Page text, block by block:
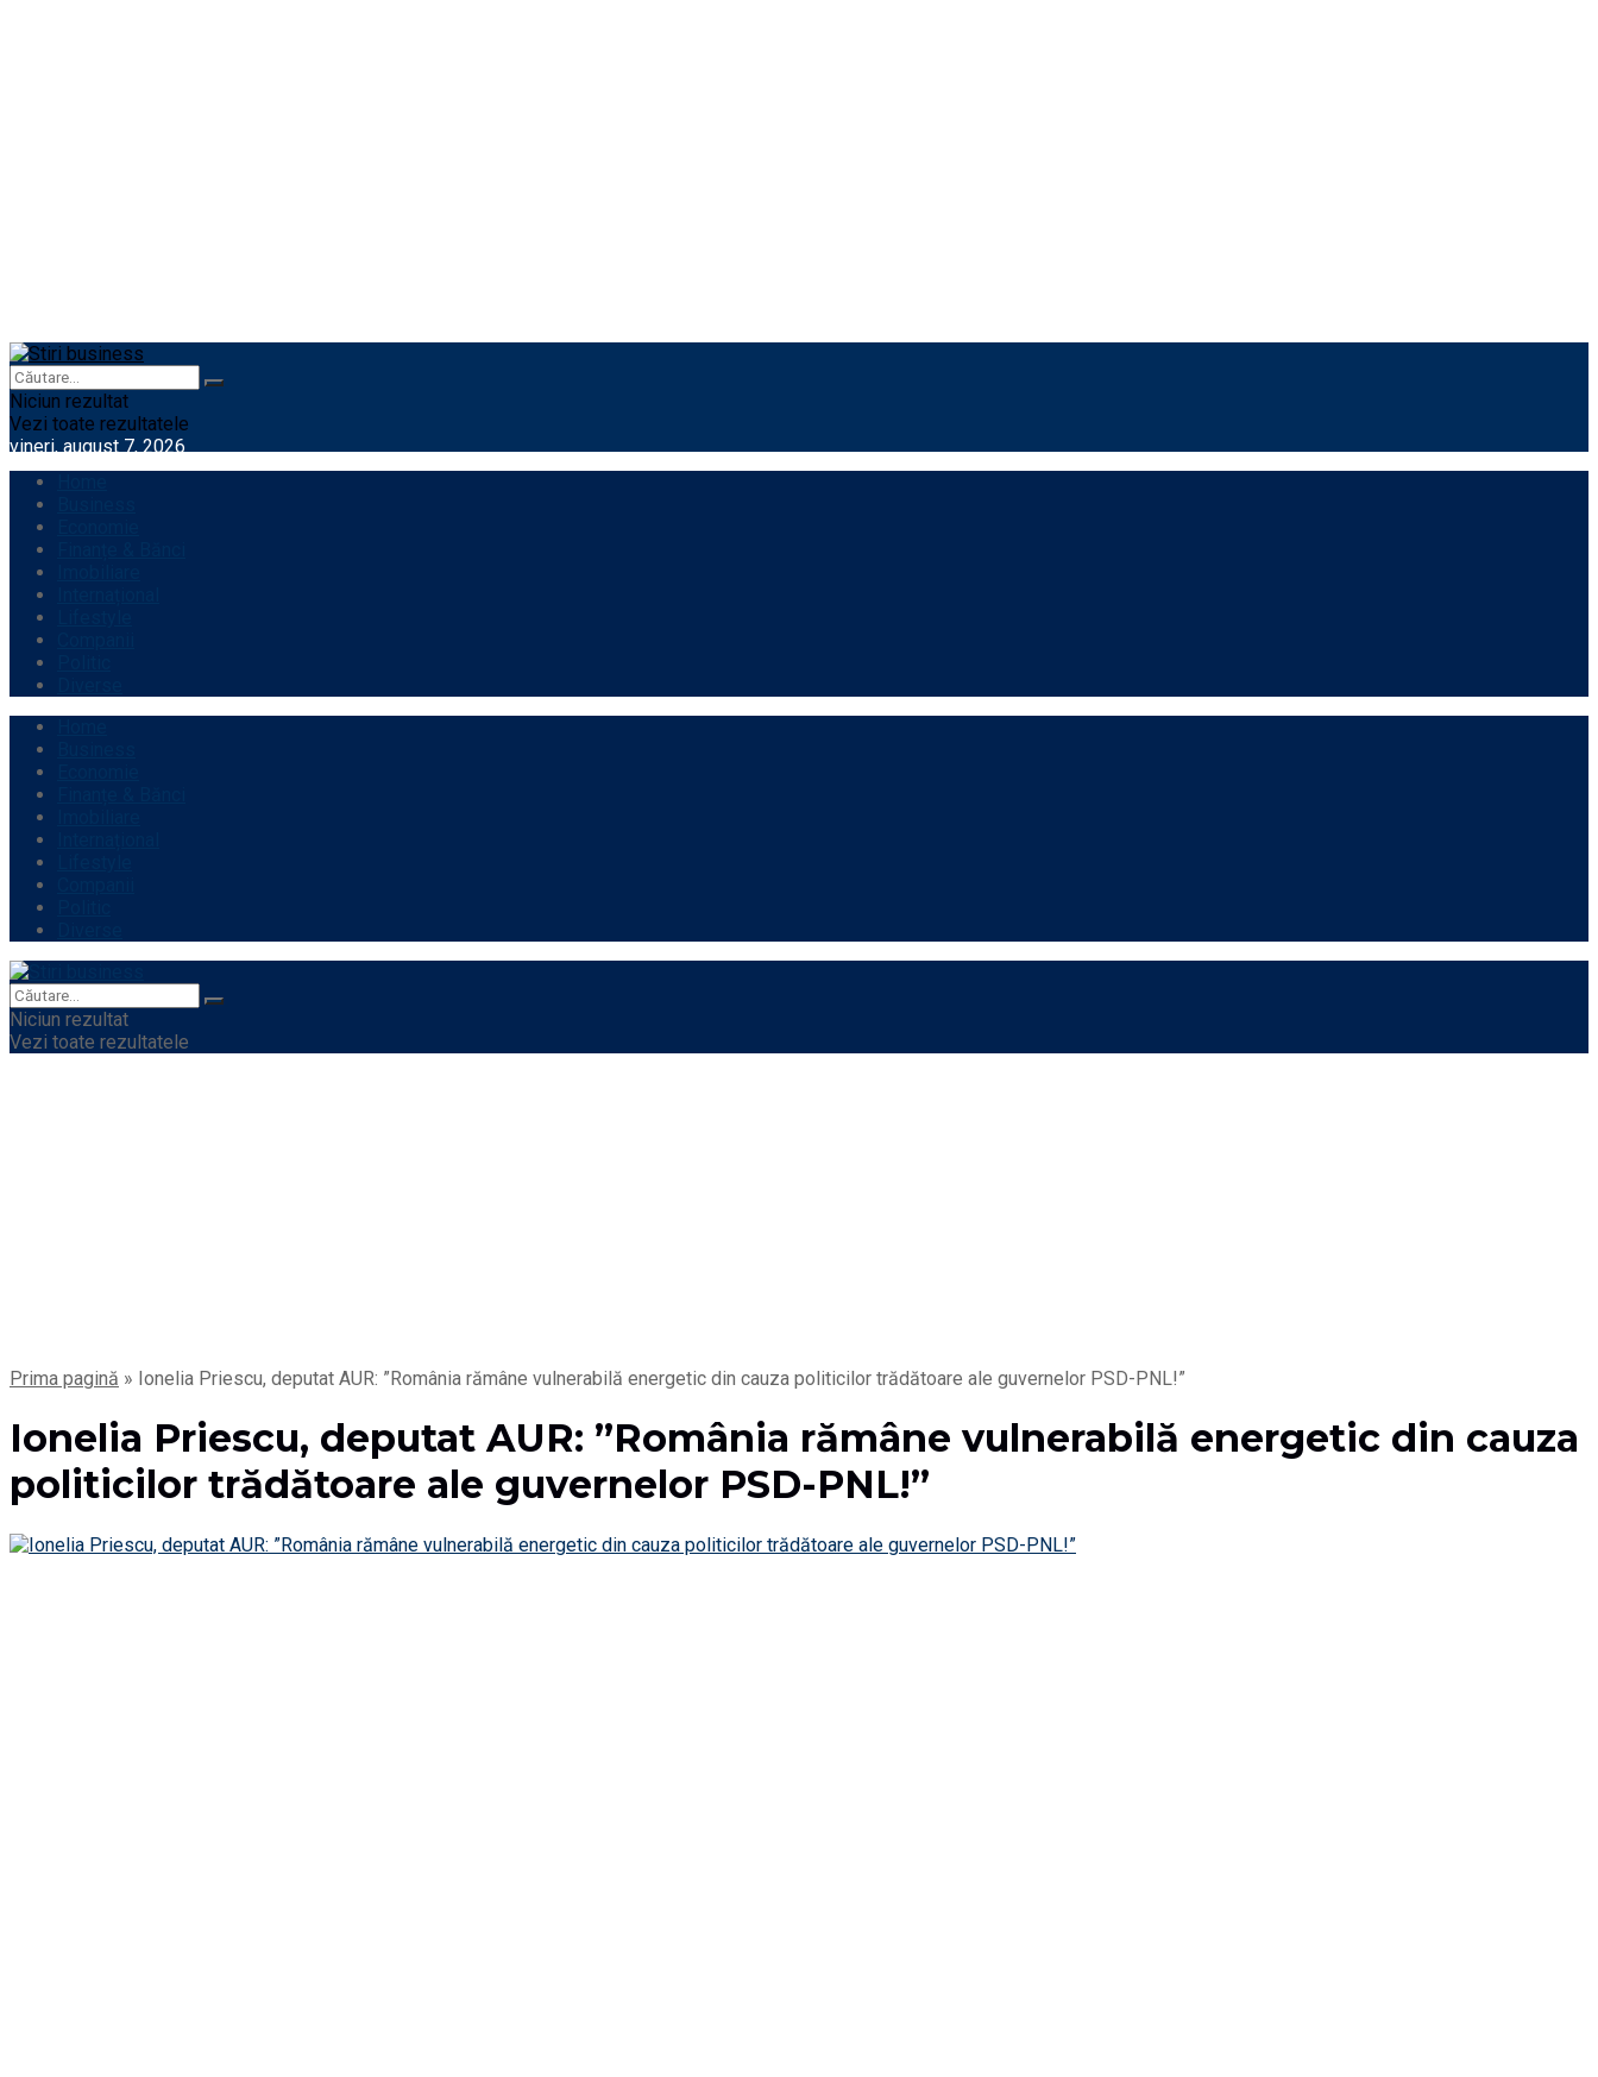
Niciun rezultat
Vezi toate rezultatele
vineri, august 7, 2026
Niciun rezultat
Vezi toate rezultatele
Prima pagină » Ionelia Priescu, deputat AUR: ”România rămâne vulnerabilă energetic din cauza politicilor trădătoare ale guvernelor PSD-PNL!”
Ionelia Priescu, deputat AUR: ”România rămâne vulnerabilă energetic din cauza
politicilor trădătoare ale guvernelor PSD-PNL!”